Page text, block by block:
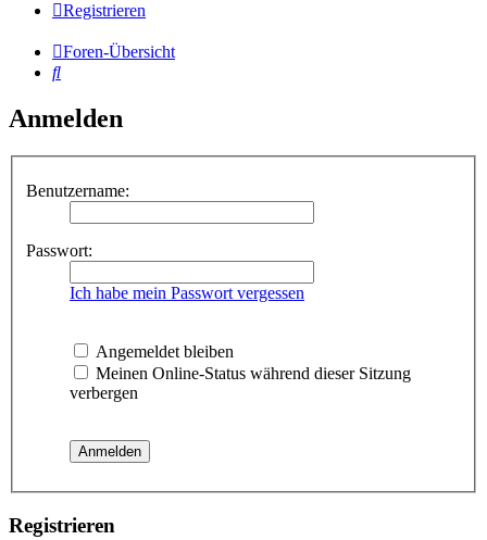
Registrieren
Foren-Übersicht
Suche
Anmelden
Benutzername:
Passwort:
Ich habe mein Passwort vergessen
Angemeldet bleiben
Meinen Online-Status während dieser Sitzung
verbergen
Registrieren